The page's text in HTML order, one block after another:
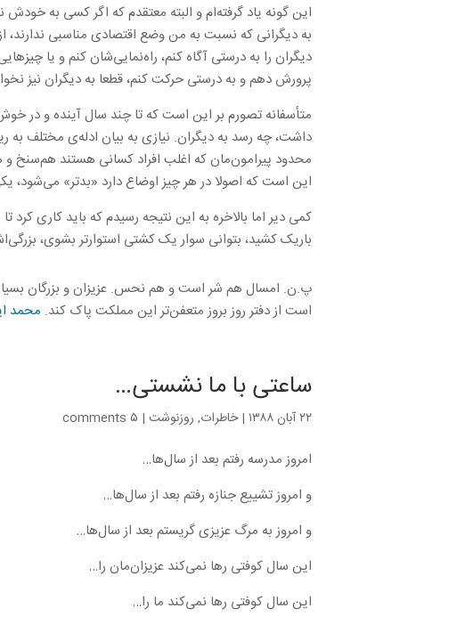
این گونه یاد گرفته‌ام و البته معتقدم که اگر کسی به
به دیگرانی که نسبت به من وضع اقتصادی مناسبی
دیگران را به درستی آگاه کنم، راه‌نمایی‌شان کنم و یا
پرورش دهم و به درستی حرکت کنم، قطعا به دیگران نیز
متأسفانه تصورم بر این است که تا چند سال آینده و در
داشت، چه رسد به دیگران. نیازی به بیان ادله‌ی مختلف
محدود پیرامون‌مان که اغلب افراد کسانی هستند هم‌سنخ
این است که اصولا در هر چیز اوضاع دارد «بدتر»
کمی دیر اما بالاخره به این نتیجه رسیدم که باید کاری
باریک کشید، بتوانی سوار یک کشتی استوارتر بشوی،
پ.ن. امسال هم شر است و هم نحس. عزیزان و بزرگان
است از دفتر روز بروز متعفن‌تر این مملکت پاک کند. محمد
ساعتی با ما نشستی…
۲۲ آبان ۱۳۸۸ |خاطرات, روزنوشت | ۵ comments
امروز مدرسه رفتم بعد از سال‌ها…
و امروز تشییع جنازه رفتم بعد از سال‌ها…
و امروز به مرگ عزیزی گریستم بعد از سال‌ها…
این سال کوفتی رها نمی‌کند عزیزان‌مان را…
این سال کوفتی رها نمی‌کند ما را…